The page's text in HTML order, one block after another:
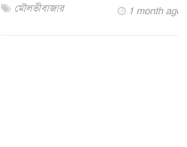
মৌলভীবাজার 1 month ago